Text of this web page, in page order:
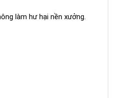
làm hư hại nền xưởng.